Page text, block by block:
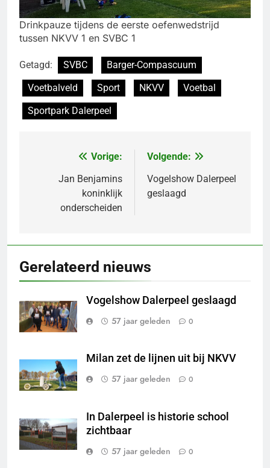
Drinkpauze tijdens de eerste oefenwedstrijd
tussen NKVV 1 en SVBC 1
Getagd: SVBC
Barger-Compascuum
Voetbalveld
Sport NKVV
Voetbal
Sportpark Dalerpeel
navigatie
Vorige:
Jan Benjamins
koninklijk
onderscheiden
Volgende:
Vogelshow Dalerpeel
geslaagd
Gerelateerd nieuws
Vogelshow Dalerpeel geslaagd
57 jaar geleden
0
Milan zet de lijnen uit bij NKVV
57 jaar geleden
0
In Dalerpeel is historie school
zichtbaar
57 jaar geleden
0